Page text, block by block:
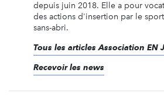
depuis juin 2018. Elle a pour
des actions d'insertion par le
sans-abri.
Tous les articles Association EN
Recevoir les news